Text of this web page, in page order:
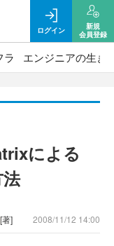
ログイン
新規
会員登録
ラ エンジニアの生き
による
[著] 2008/11/12 14:00